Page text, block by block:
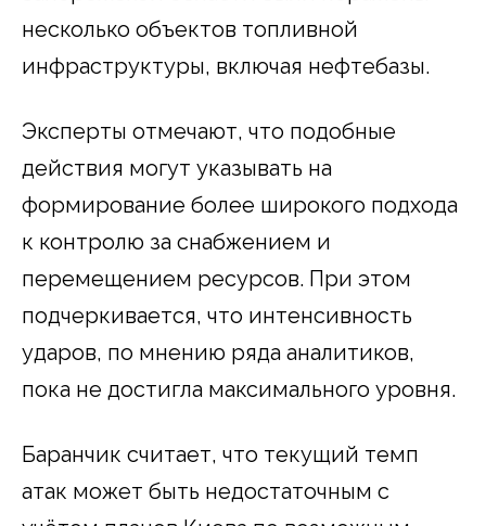
несколько объектов топливной
инфраструктуры, включая нефтебазы.
Эксперты отмечают, что подобные
действия могут указывать на
формирование более широкого подхода
к контролю за снабжением и
перемещением ресурсов. При этом
подчеркивается, что интенсивность
ударов, по мнению ряда аналитиков,
пока не достигла максимального уровня.
Баранчик считает, что текущий темп
атак может быть недостаточным с